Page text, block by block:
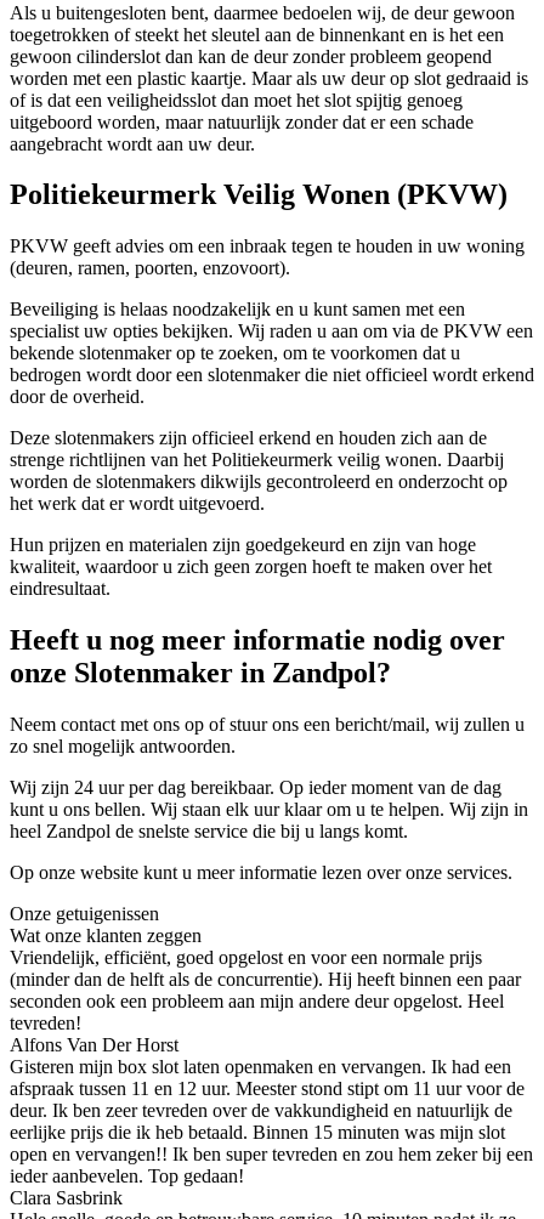
Als u buitengesloten bent, daarmee bedoelen wij, de deur gewoon
toegetrokken of steekt het sleutel aan de binnenkant en is het een
gewoon cilinderslot dan kan de deur zonder probleem geopend
worden met een plastic kaartje. Maar als uw deur op slot gedraaid is
of is dat een veiligheidsslot dan moet het slot spijtig genoeg
uitgeboord worden, maar natuurlijk zonder dat er een schade
aangebracht wordt aan uw deur.
Politiekeurmerk Veilig Wonen (PKVW)
PKVW geeft advies om een inbraak tegen te houden in uw woning
(deuren, ramen, poorten, enzovoort).
Beveiliging is helaas noodzakelijk en u kunt samen met een
specialist uw opties bekijken. Wij raden u aan om via de PKVW een
bekende slotenmaker op te zoeken, om te voorkomen dat u
bedrogen wordt door een slotenmaker die niet officieel wordt erkend
door de overheid.
Deze slotenmakers zijn officieel erkend en houden zich aan de
strenge richtlijnen van het Politiekeurmerk veilig wonen. Daarbij
worden de slotenmakers dikwijls gecontroleerd en onderzocht op
het werk dat er wordt uitgevoerd.
Hun prijzen en materialen zijn goedgekeurd en zijn van hoge
kwaliteit, waardoor u zich geen zorgen hoeft te maken over het
eindresultaat.
Heeft u nog meer informatie nodig over
onze Slotenmaker in Zandpol?
Neem contact met ons op of stuur ons een bericht/mail, wij zullen u
zo snel mogelijk antwoorden.
Wij zijn 24 uur per dag bereikbaar. Op ieder moment van de dag
kunt u ons bellen. Wij staan elk uur klaar om u te helpen. Wij zijn in
heel Zandpol de snelste service die bij u langs komt.
Op onze website kunt u meer informatie lezen over onze services.
Onze getuigenissen
Wat onze klanten zeggen
Vriendelijk, efficiënt, goed opgelost en voor een normale prijs
(minder dan de helft als de concurrentie). Hij heeft binnen een paar
seconden ook een probleem aan mijn andere deur opgelost. Heel
tevreden!
Alfons Van Der Horst
Gisteren mijn box slot laten openmaken en vervangen. Ik had een
afspraak tussen 11 en 12 uur. Meester stond stipt om 11 uur voor de
deur. Ik ben zeer tevreden over de vakkundigheid en natuurlijk de
eerlijke prijs die ik heb betaald. Binnen 15 minuten was mijn slot
open en vervangen!! Ik ben super tevreden en zou hem zeker bij een
ieder aanbevelen. Top gedaan!
Clara Sasbrink